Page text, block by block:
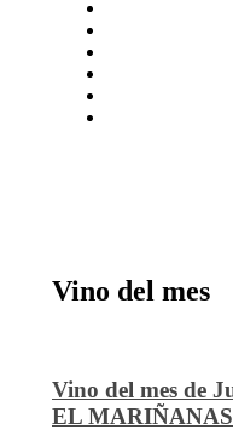
Vino del mes
Vino del mes de
EL MARIÑANAS